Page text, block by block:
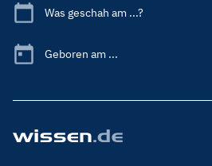
Was geschah am ...?
Geboren am ...